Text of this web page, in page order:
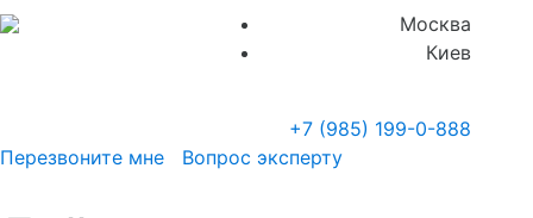
Москва
Киев
+7 (985) 199-0-888
Перезвоните мне
Вопрос эксперту